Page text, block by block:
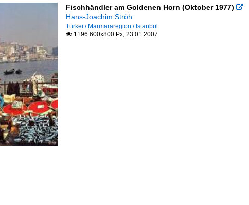
Fischhändler am Goldenen Horn (Oktober 1977) 
Hans-Joachim Ströh
Türkei / Marmararegion / Istanbul
1196 600x800 Px, 23.01.2007